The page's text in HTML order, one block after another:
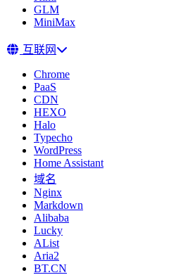
GLM
MiniMax
互联网
Chrome
PaaS
CDN
HEXO
Halo
Typecho
WordPress
Home Assistant
域名
Nginx
Markdown
Alibaba
Lucky
AList
Aria2
BT.CN